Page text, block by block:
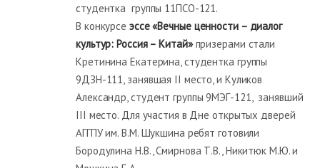
студентка группы 11ПСО-121.
В конкурсе эссе «Вечные ценности – диалог
культур: Россия – Китай» призерами стали
Кретинина Екатерина, студентка группы
9ДЗН-111, занявшая II место, и Куликов
Александр, студент группы 9МЭГ-121, занявший
III место. Для участия в Дне открытых дверей
АГГПУ им. В.М. Шукшина ребят готовили
Бородулина Н.В., Смирнова Т.В., Никитюк М.Ю. и